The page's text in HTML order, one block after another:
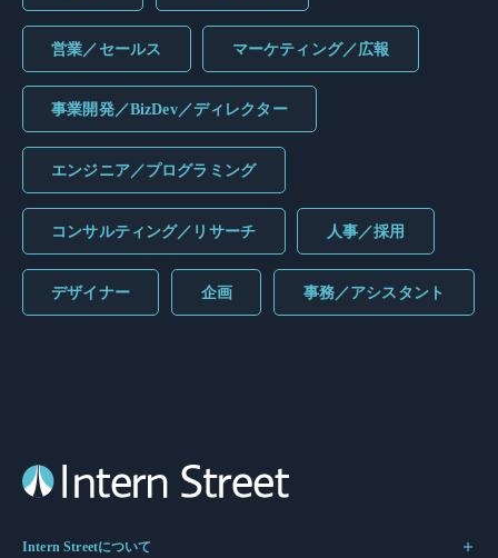
営業／セールス マーケティング／広報
事業開発／BizDev／ディレクター
エンジニア／プログラミング
コンサルティング／リサーチ 人事／採用
デザイナー 企画 事務／アシスタント
Intern Streetについて